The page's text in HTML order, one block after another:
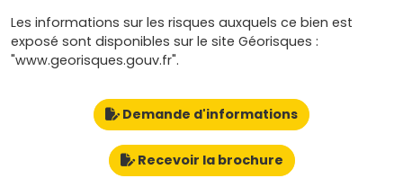
Les informations sur les risques auxquels ce bien est
exposé sont disponibles sur le site Géorisques :
"www.georisques.gouv.fr".
Demande d'informations
Recevoir la brochure